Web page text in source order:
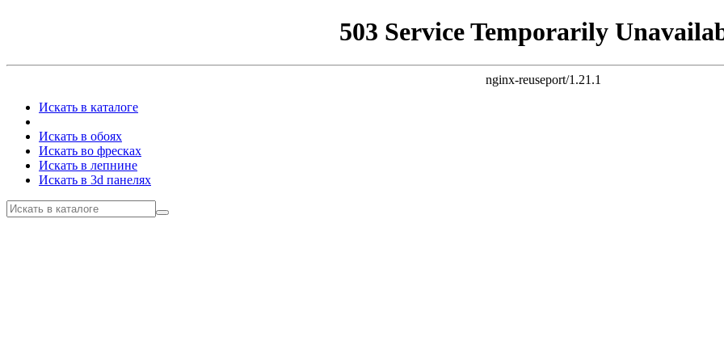
503 Service Temporarily
nginx-reuseport/1.21.1
Искать в каталоге
Искать в обоях
Искать во фресках
Искать в лепнине
Искать в 3d панелях